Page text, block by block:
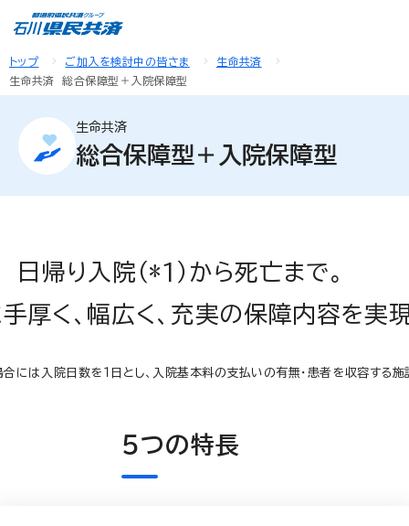
トップ ご加入を検討中の皆さま
生命共済
生命共済 総合保障型＋入院保障型
生命共済
総合保障型＋入院保障型
日帰り入院（*1）から死亡まで。
厚く、幅広く、充実の保障内容を実
合には入院日数を１日とし、入院基本料の支払いの有無・患者を収容する
５つの特長